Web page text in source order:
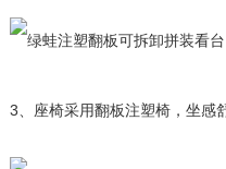
3、座椅采用翻板注塑椅，坐感